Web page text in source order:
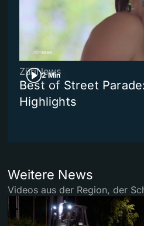
2 Min
ZüriNews
Best of Street
Highlights
Weitere News
Videos aus der Region, der